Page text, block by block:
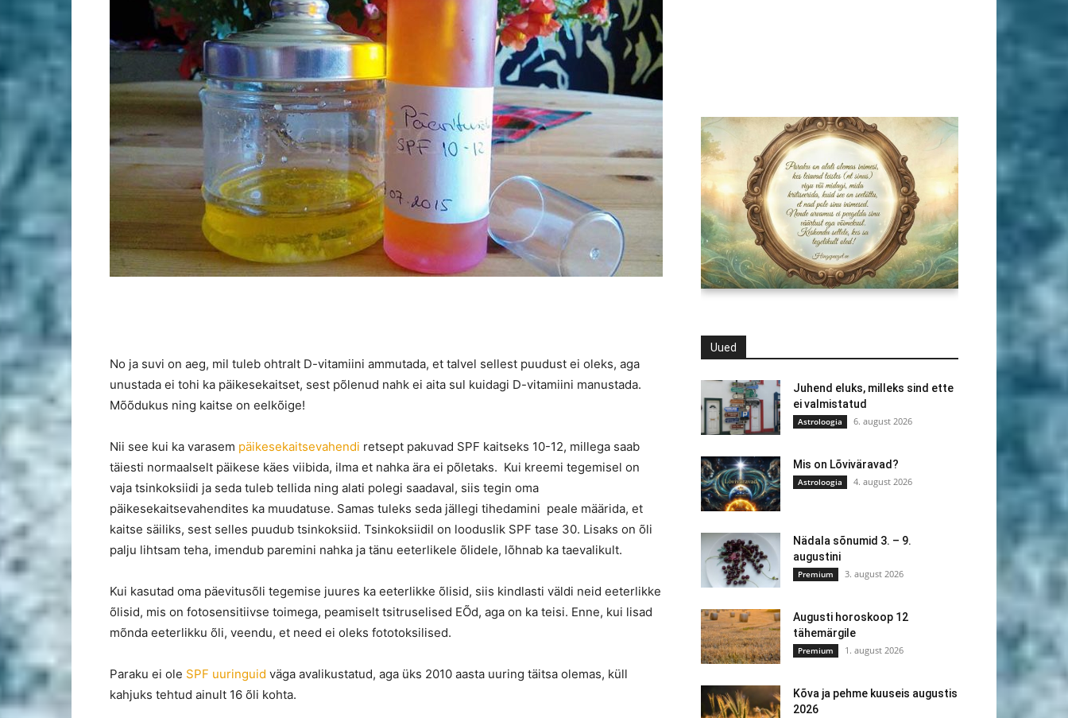
No ja suvi on aeg, mil tuleb ohtralt D-vitamiini ammutada, et talvel sellest puudust ei oleks, aga
unustada ei tohi ka päikesekaitset, sest põlenud nahk ei aita sul kuidagi D-vitamiini manustada.
Mõõdukus ning kaitse on eelkõige!
Nii see kui ka varasem päikesekaitsevahendi retsept pakuvad SPF kaitseks 10-12, millega saab
täiesti normaalselt päikese käes viibida, ilma et nahka ära ei põletaks. Kui kreemi tegemisel on
vaja tsinkoksiidi ja seda tuleb tellida ning alati polegi saadaval, siis tegin oma
päikesekaitsevahendites ka muudatuse. Samas tuleks seda jällegi tihedamini peale määrida, et
kaitse säiliks, sest selles puudub tsinkoksiid. Tsinkoksiidil on looduslik SPF tase 30. Lisaks on õli
palju lihtsam teha, imendub paremini nahka ja tänu eeterlikele õlidele, lõhnab ka taevalikult.
Kui kasutad oma päevitusõli tegemise juures ka eeterlikke õlisid, siis kindlasti väldi neid eeterlikke
õlisid, mis on fotosensitiivse toimega, peamiselt tsitruselised EÕd, aga on ka teisi. Enne, kui lisad
mõnda eeterlikku õli, veendu, et need ei oleks fototoksilised.
Paraku ei ole SPF uuringuid väga avalikustatud, aga üks 2010 aasta uuring täitsa olemas, küll
kahjuks tehtud ainult 16 õli kohta.
Uued
Juhend eluks, milleks sind ette
ei valmistatud
Astroloogia 6. august 2026
Mis on Lõviväravad?
Astroloogia 4. august 2026
Nädala sõnumid 3. – 9.
augustini
Premium 3. august 2026
Augusti horoskoop 12
tähemärgile
Premium 1. august 2026
Kõva ja pehme kuuseis augustis
2026